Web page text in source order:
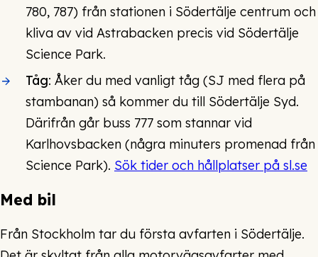
780, 787) från stationen i Södertälje centrum och
kliva av vid Astrabacken precis vid Södertälje
Science Park.
Tåg: Åker du med vanligt tåg (SJ med flera på
stambanan) så kommer du till Södertälje Syd.
Därifrån går buss 777 som stannar vid
Karlhovsbacken (några minuters promenad från
Science Park). Sök tider och hållplatser på sl.se
Med bil
Från Stockholm tar du första avfarten i Södertälje.